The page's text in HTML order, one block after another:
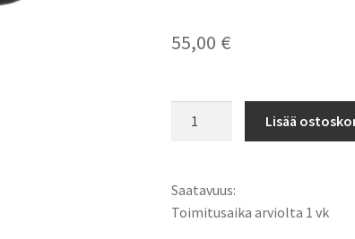
55,00 €
9,6V
3000mAh
Lisää
Saatavuus:
Toimitusaika arviolta 1 vk